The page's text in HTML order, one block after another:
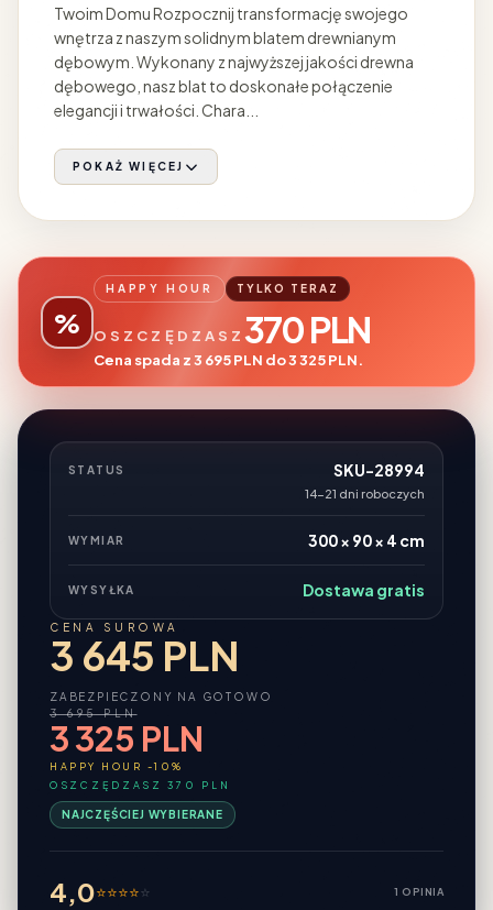
Twoim Domu Rozpocznij transformację swojego
wnętrza z naszym solidnym blatem drewnianym
dębowym. Wykonany z najwyższej jakości drewna
dębowego, nasz blat to doskonałe połączenie
elegancji i trwałości. Chara...
POKAŻ WIĘCEJ
%
HAPPY HOUR TYLKO TERAZ
OSZCZĘDZASZ370 PLN
Cena spada z 3 695 PLN do 3 325 PLN.
STATUS SKU-28994
14-21 dni roboczych
WYMIAR 300 × 90 × 4 cm
WYSYŁKA Dostawa gratis
CENA SUROWA
3 645 PLN
ZABEZPIECZONY NA GOTOWO
3 695 PLN
3 325 PLN
HAPPY HOUR -10%
OSZCZĘDZASZ 370 PLN
NAJCZĘŚCIEJ WYBIERANE
4,0⭐⭐⭐⭐⭐ 1 OPINIA